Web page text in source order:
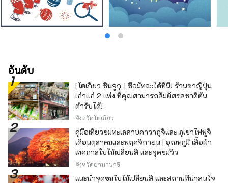
อันดับ
[โตเกียว ชินจูกุ ] ซื้อมัทฉะได้ที่นี่! ร้านชาญี่ปุ่น
เก่าแก่ 2 แห่ง ที่คุณสามารถสัมผัสรสชาติต้น
ตำรับได้!
จังหวัดโตเกียว
คู่มือเที่ยวชมทะเลสาบคาวากุจิและ ภูเขาไฟฟูจิ
เดือนตุลาคมและพฤศจิกายน | อุณหภูมิ เสื้อผ้า
เทศกาลใบไม้เปลี่ยนสี และจุดชมวิว
จังหวัดยามานาชิ
แนะนำจุดชมใบไม้เปลี่ยนสี และสถานที่น่าสนใจ